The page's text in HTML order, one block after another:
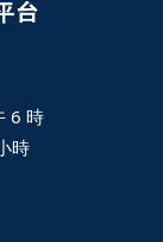
6 時
時